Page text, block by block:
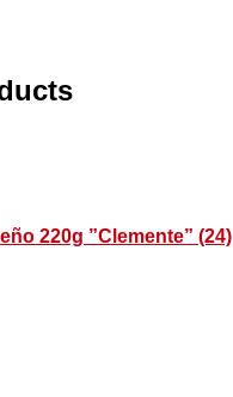
220g ”Clemente” (24)